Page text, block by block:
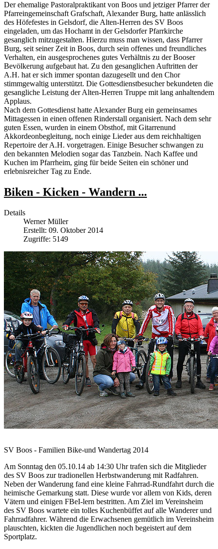
Der ehemalige Pastoralpraktikant von Boos und jetziger Pfarrer der
Pfarreingemeinschaft Grafschaft, Alexander Burg, hatte anlässlich
des Höfefestes in Gelsdorf, die Alten-Herren des SV Boos
eingeladen, um das Hochamt in der Gelsdorfer Pfarrkirche
gesanglich mitzugestalten. Hierzu muss man wissen, dass Pfarrer
Burg, seit seiner Zeit in Boos, durch sein offenes und freundliches
Verhalten, ein ausgesprochenes gutes Verhältnis zu der Booser
Bevölkerung aufgebaut hat. Zu den gesanglichen Auftritten der
A.H. hat er sich immer spontan dazugesellt und den Chor
stimmgewaltig unterstützt. Die Gottesdienstbesucher bekundeten die
gesangliche Leistung der Alten-Herren Truppe mit lang anhaltendem
Applaus.
Nach dem Gottesdienst hatte Alexander Burg ein gemeinsames
Mittagessen in einen offenen Rinderstall organisiert. Nach dem sehr
guten Essen, wurden in einem Obsthof, mit Gitarrenund
Akkordeonbegleitung, noch einige Lieder aus dem reichhaltigen
Repertoire der A.H. vorgetragen. Einige Besucher schwangen zu
den bekannten Melodien sogar das Tanzbein. Nach Kaffee und
Kuchen im Pfarrheim, ging für beide Seiten ein schöner und
erlebnisreicher Tag zu Ende.
Biken - Kicken - Wandern ...
Details
Werner Müller
Erstellt: 09. Oktober 2014
Zugriffe: 5149
SV Boos - Familien Bike-und Wandertag 2014
Am Sonntag den 05.10.14 ab 14:30 Uhr trafen sich die Mitglieder
des SV Boos zur tradionellen Herbstwanderung mit Radfahren.
Neben der Wanderung fand eine kleine Fahrrad-Rundfahrt durch die
heimische Gemarkung statt. Diese wurde vor allem von Kids, deren
Vätern und einigen FBeI-lern bestritten. Am Ziel im Vereinsheim
des SV Boos wartete ein tolles Kuchenbüffet auf alle Wanderer und
Fahrradfahrer. Während die Erwachsenen gemütlich im Vereinsheim
plauschten, kickten die Jugendlichen noch begeistert auf dem
Sportplatz.